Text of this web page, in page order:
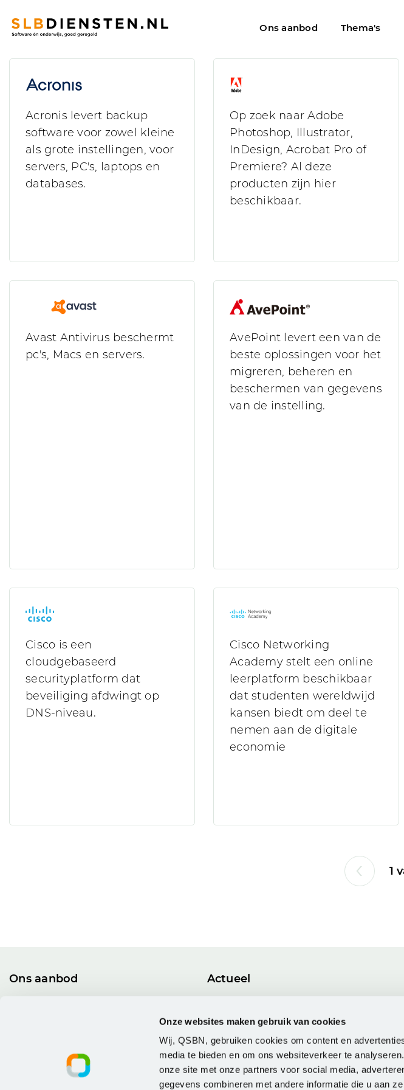
Onze websites maken gebruik van cookies
Wij, QSBN, gebruiken cookies om content en
media te bieden en om ons websiteverkeer te
onze site met onze partners voor social media,
gegevens combineren met andere informatie die u aan
Ons aanbod Thema's
Zoeken
Leveranciers
Acronis levert backup
software voor zowel kleine
als grote instellingen, voor
servers, PC's, laptops en
databases.
Op zoek naar Adobe
Photoshop, Illustrator,
InDesign, Acrobat Pro of
Premiere? Al deze
producten zijn hier
beschikbaar.
Avast Antivirus beschermt
pc's, Macs en servers.
AvePoint levert een van de
beste oplossingen voor het
migreren, beheren en
beschermen van gegevens
van de instelling.
Cisco is een
cloudgebaseerd
securityplatform dat
beveiliging afdwingt op
DNS-niveau.
Cisco Networking
Academy stelt een online
leerplatform beschikbaar
dat studenten wereldwijd
kansen biedt om deel te
nemen aan de digitale
economie
1
Ons aanbod Actueel
Agenda
Kenniskring ICT & Onderwijs